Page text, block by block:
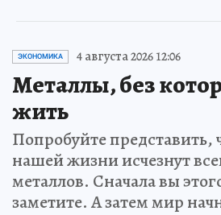
ЭКОНОМИКА 4 августа 2026 12:06
Металлы, без
жить
Попробуйте представить,
нашей жизни исчезнут
металлов. Сначала вы
заметите. А затем мир